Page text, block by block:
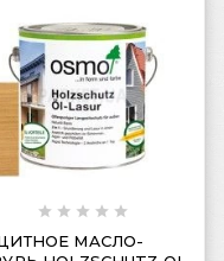
  
    
МАСЛО-